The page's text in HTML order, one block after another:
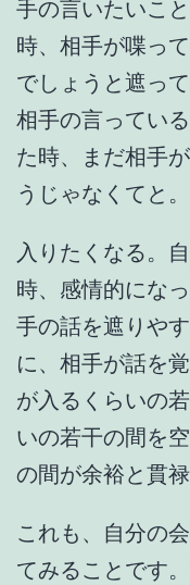
手の言いたいこ
時、相手が喋っ
でしょうと遮っ
相手の言ってい
た時、まだ相手
うじゃなくてと。
入りたくなる。
時、感情的にな
手の話を遮りや
に、相手が話を
が入るくらいの
いの若干の間を
の間が余裕と貫
これも、自分の
てみることです